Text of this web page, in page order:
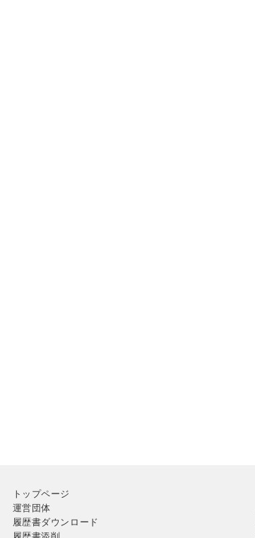
トップページ
運営団体
履歴書ダウンロード